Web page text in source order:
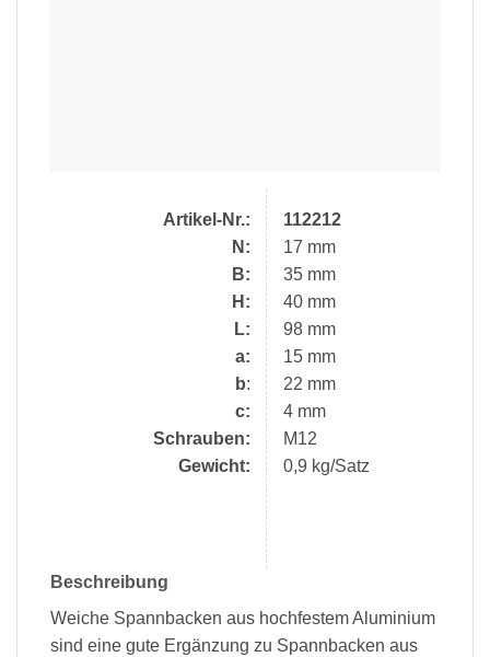
Artikel-Nr.:
N:
B:
H:
L:
a:
b:
c:
Schrauben:
Gewicht:
112212
17 mm
35 mm
40 mm
98 mm
15 mm
22 mm
4 mm
M12
0,9 kg/Satz
Beschreibung
Weiche Spannbacken aus hochfestem Aluminium
sind eine gute Ergänzung zu Spannbacken aus